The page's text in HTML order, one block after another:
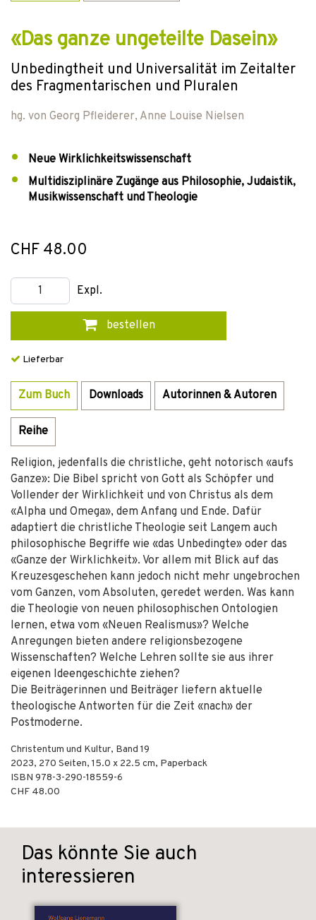
«Das ganze ungeteilte Dasein»
Unbedingtheit und Universalität im Zeitalter
des Fragmentarischen und Pluralen
hg. von Georg Pfleiderer, Anne Louise Nielsen
Neue Wirklichkeitswissenschaft
Multidisziplinäre Zugänge aus Philosophie, Judaistik,
Musikwissenschaft und Theologie
CHF 48.00
Expl.
bestellen
Lieferbar
Zum Buch Downloads Autorinnen & Autoren
Reihe
Religion, jedenfalls die christliche, geht notorisch «aufs
Ganze»: Die Bibel spricht von Gott als Schöpfer und
Vollender der Wirklichkeit und von Christus als dem
«Alpha und Omega», dem Anfang und Ende. Dafür
adaptiert die christliche Theologie seit Langem auch
philosophische Begriffe wie «das Unbedingte» oder das
«Ganze der Wirklichkeit». Vor allem mit Blick auf das
Kreuzesgeschehen kann jedoch nicht mehr ungebrochen
vom Ganzen, vom Absoluten, geredet werden. Was kann
die Theologie von neuen philosophischen Ontologien
lernen, etwa vom «Neuen Realismus»? Welche
Anregungen bieten andere religionsbezogene
Wissenschaften? Welche Lehren sollte sie aus ihrer
eigenen Ideengeschichte ziehen?
Die Beiträgerinnen und Beiträger liefern aktuelle
theologische Antworten für die Zeit «nach» der
Postmoderne.
Christentum und Kultur, Band 19
2023, 270 Seiten, 15.0 x 22.5 cm, Paperback
ISBN 978-3-290-18559-6
CHF 48.00
Das könnte Sie auch
interessieren